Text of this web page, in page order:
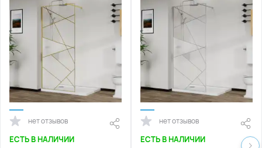
нет отзывов
ЕСТЬ В НАЛИЧИИ
нет отзывов
ЕСТЬ В НАЛИЧИИ